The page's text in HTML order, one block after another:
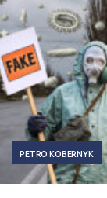
PETRO KOBERNYK